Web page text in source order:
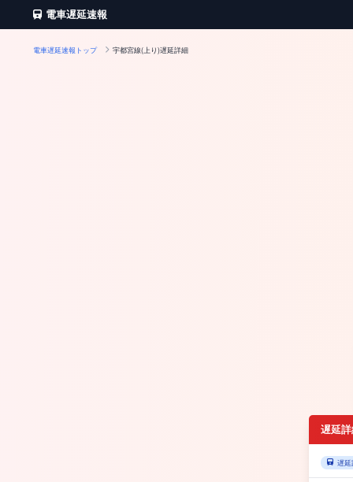
電車遅延速報
電車遅延速報トップ 宇都宮線(上り)遅延詳細
遅延
遅延